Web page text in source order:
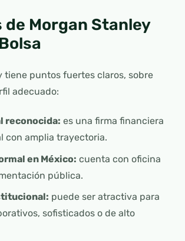
Morgan Stanley
tiene puntos fuertes claros, sobre
adecuado:
reconocida: es una firma financiera
con amplia trayectoria.
en México: cuenta con oficina
pública.
puede ser atractiva para
sofisticados o de alto